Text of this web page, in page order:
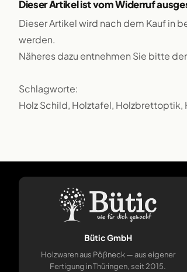
Dieser Artikel ist vom Widerruf
Dieser Artikel wird nach dem Kauf in
werden.
Näheres dazu entnehmen Sie bitte
Schlagworte:
Holz Schild, Holztafel, Holzbrettoptik,
Bütic GmbH
Holzwaren aus Pößneck — aus eigener
Fertigung in Thüringen, seit 2015.